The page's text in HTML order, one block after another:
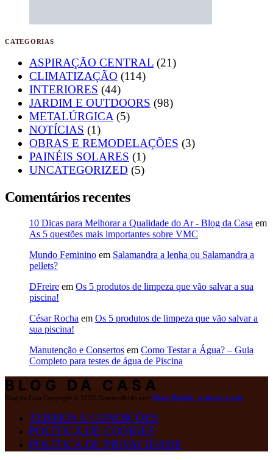
CATEGORIAS
ASPIRAÇÃO CENTRAL (21)
CLIMATIZAÇÃO (114)
INTERIORES (44)
JARDIM E OUTDOORS (98)
METALÚRGICA(5)
NOTÍCIAS (1)
OBRAS E REMODELAÇÕES (3)
PAINÉIS SOLARES (1)
UNCATEGORIZED (5)
Comentários recentes
10 Dicas para Melhorar a Qualidade do Ar - Blog da Casa em
As 5 questões mais importantes sobre VMC
Mundo Feminino em Salamandra a lenha ou Salamandra a
pellets?
DFreire em Os 5 produtos de limpeza que vão salvar a sua
piscina!
César Rocha em Os 5 produtos de limpeza que vão salvar a
sua piscina!
Manutenção e Consertos em Como Testar a Água? – Guia
Completo para testes de água de Piscina
BLOG DA CASA
Blog da Casa Copyright © 2023| Desenvolvido por: Fluxo Digital – a inovar a web
TERMOS E CONDIÇÕES
POLÍTICA DE COOKIES
POLÍTICA DE PRIVACIDADE